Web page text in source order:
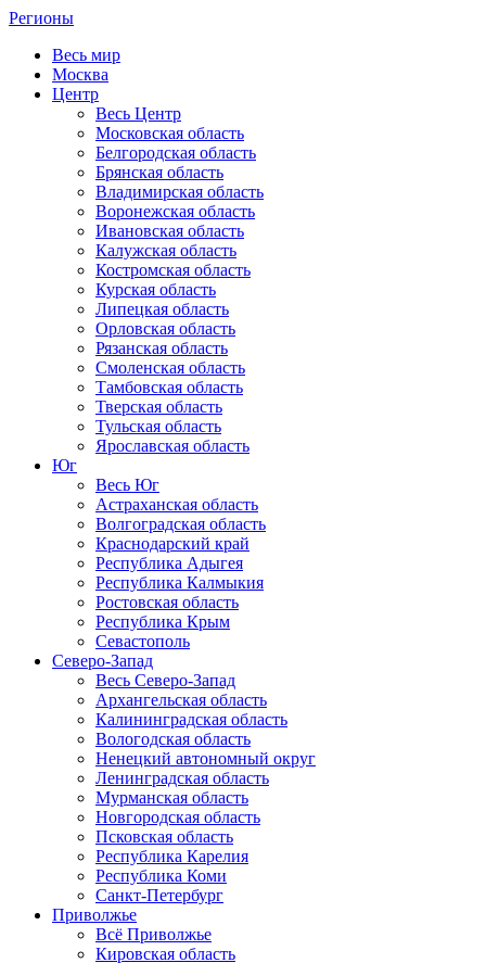
Регионы
Весь мир
Москва
Центр
Весь Центр
Московская область
Белгородская область
Брянская область
Владимирская область
Воронежская область
Ивановская область
Калужская область
Костромская область
Курская область
Липецкая область
Орловская область
Рязанская область
Смоленская область
Тамбовская область
Тверская область
Тульская область
Ярославская область
Юг
Весь Юг
Астраханская область
Волгоградская область
Краснодарский край
Республика Адыгея
Республика Калмыкия
Ростовская область
Республика Крым
Севастополь
Северо-Запад
Весь Северо-Запад
Архангельская область
Калининградская область
Вологодская область
Ненецкий автономный округ
Ленинградская область
Мурманская область
Новгородская область
Псковская область
Республика Карелия
Республика Коми
Санкт-Петербург
Приволжье
Всё Приволжье
Кировская область